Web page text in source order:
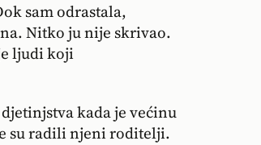
sam odrastala,
Nitko ju nije skrivao.
ljudi koji
kada je većinu
su radili njeni roditelji.